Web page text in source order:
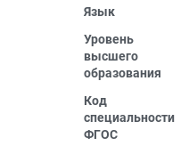
Язык
Уровень
высшего
образования
Код
специальности
ФГОС